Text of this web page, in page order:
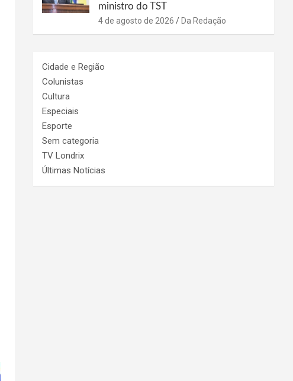
ministro do TST
4 de agosto de 2026 Da Redação
Cidade e Região
Colunistas
Cultura
Especiais
Esporte
Sem categoria
TV Londrix
Últimas Notícias